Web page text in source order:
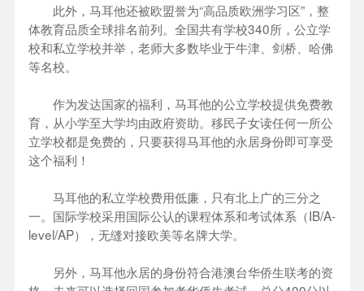
此外，马耳他还被欧盟誉为“高品质欧洲学习区”，整
体教育品质全球排名前列。全国共有学校340所，公立学
校和私立学校并举，老师大多数毕业于牛津、剑桥、哈佛
等名校。
作为发达国家的福利，马耳他的公立学校提供免费教
育，从小学至大学均由政府资助。移民子女读任何一所公
立学校都是免费的，只要获得马耳他的永居身份即可享受
这个福利！
马耳他的私立学校费用低廉，只有北上广的三分之
一。国际学校采用国际公认的课程体系和考试体系（IB/A-
level/AP），无缝对接欧美等名牌大学。
另外，马耳他永居的身份符合港澳台华侨生联考的资